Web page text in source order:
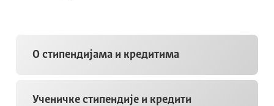
О стипендијама и кредитима
Ученичке стипендије и кредити